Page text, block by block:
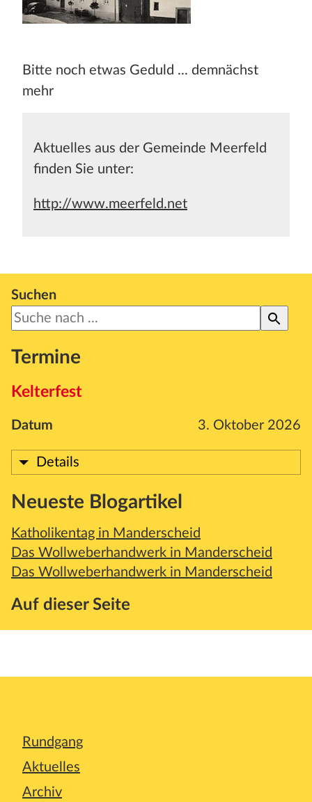
Bitte noch etwas Geduld ... demnächst
mehr
Aktuelles aus der Gemeinde Meerfeld
finden Sie unter:
http://www.meerfeld.net
Suchen
Termine
Kelterfest
Datum 3. Oktober 2026
Details
Neueste Blogartikel
Katholikentag in Manderscheid
Das Wollweberhandwerk in Manderscheid
Das Wollweberhandwerk in Manderscheid
Auf dieser Seite
Rundgang
Aktuelles
Archiv